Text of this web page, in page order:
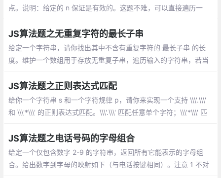
点。说明：给定的 n 保证是有效的。这题不难，可以直接遍历一
JS算法题之无重复字符的最长子串
给定一个字符串，请你找出其中不含有重复字符的 最长子串 的长
度。维护一个数组用于存放无重复子串，遍历输入的字符串，若当
sh当前字符。
JS算法题之正则表达式匹配
给你一个字符串 s 和一个字符规律 p，请你来实现一个支持 \\\'.\\\'
和 \\\'*\\\' 的正则表达式匹配。\\\'.\\\' 匹配任意单个字符；\\\'*\\\' 匹
s的，而不是部分字符串。
JS算法题之电话号码的字母组合
给定一个仅包含数字 2-9 的字符串，返回所有它能表示的字母组
合。给出数字到字母的映射如下（与电话按键相同）。注意 1 不对